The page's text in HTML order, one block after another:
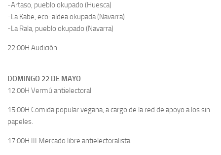
-Artaso, pueblo okupado (Huesca)
-La Kabe, eco-aldea okupada (Navarra)
-La Rala, pueblo okupado (Navarra)
22:00H Audición
DOMINGO 22 DE MAYO
12:00H Vermú antielectoral
15:00H Comida popular vegana, a cargo de la red de apoyo a los sin
papeles.
17:00H III Mercado libre antielectoralista